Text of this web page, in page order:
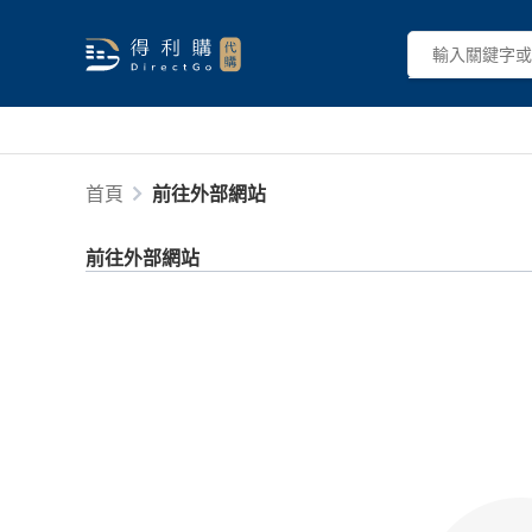
首頁 前往外部網站
前往外部網站